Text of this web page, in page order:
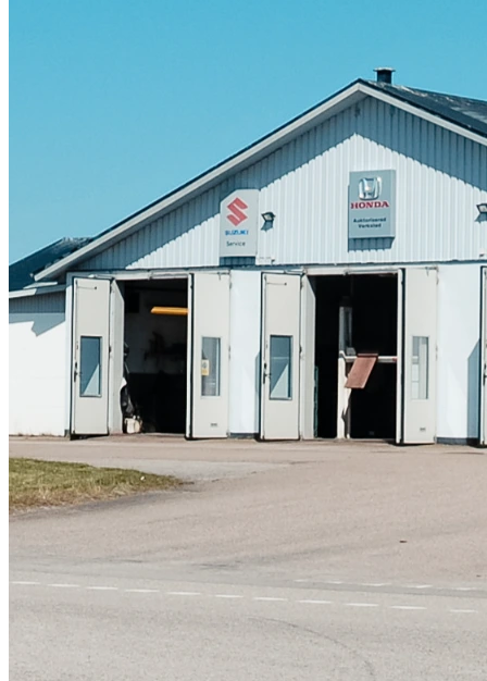
Skadeverkstad